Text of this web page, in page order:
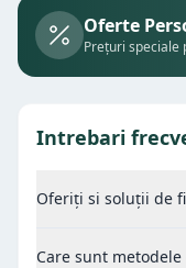
Oferte
Prețuri speciale
Intrebari
Oferiți si soluții de
Care sunt